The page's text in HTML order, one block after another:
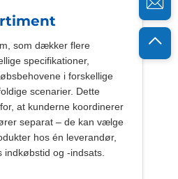
som dækker flere
specifikationer,
i forskellige
scenarier. Dette
at kunderne koordinerer
separat – de kan vælge
hos én leverandør,
indkøbstid og -indsats.